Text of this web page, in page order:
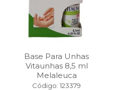
Base Para Unhas
Vitaunhas 8,5 ml
Melaleuca
Código: 123379